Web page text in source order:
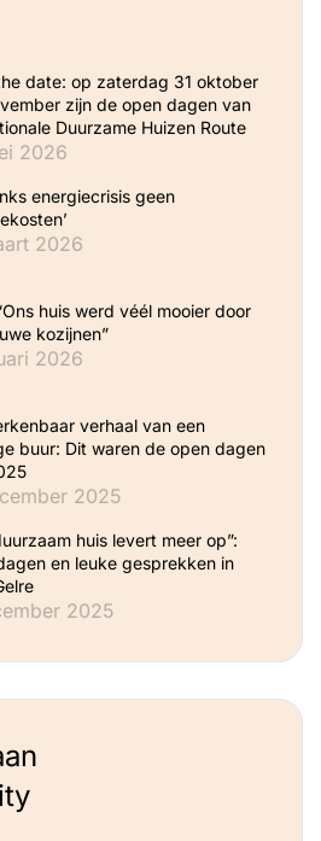
date: op zaterdag 31 oktober
zijn de open dagen van
Duurzame Huizen Route
2026
energiecrisis geen
2026
huis werd véél mooier door
kozijnen”
2026
verhaal van een
buur: Dit waren de open dagen
2025
huis levert meer op”:
en leuke gesprekken in
2025